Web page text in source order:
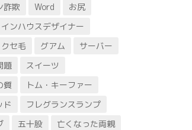
詐欺
Word
お尻
インハウスデザイナー
クセ毛 グアム
サーバー
題
スイーツ
質
トム・キーファー
ド
フレグランスランプ
五十股
亡くなった両親